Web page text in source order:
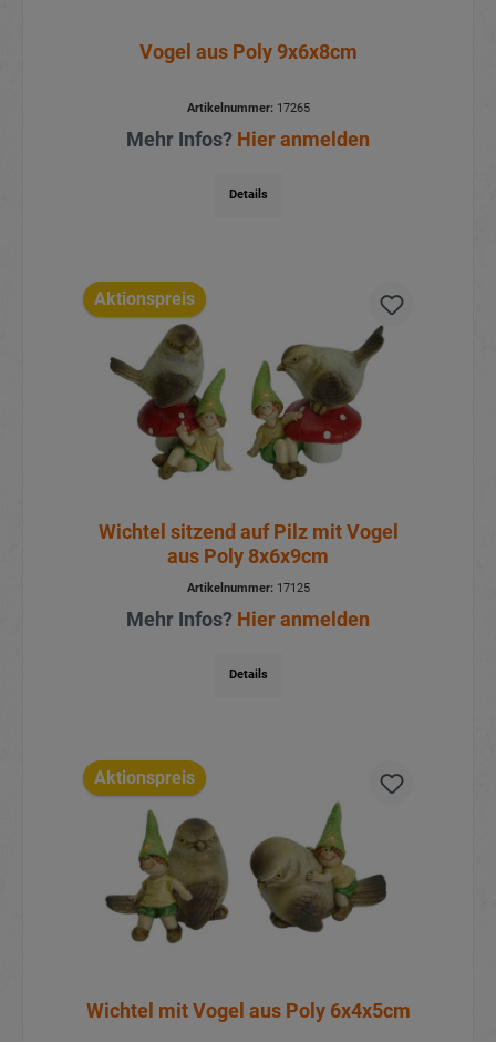
Vogel aus Poly 9x6x8cm
Artikelnummer:17265
Mehr Infos? Hier anmelden
Details
Aktionspreis
Wichtel sitzend auf Pilz mit Vogel
aus Poly 8x6x9cm
Artikelnummer:17125
Mehr Infos? Hier anmelden
Details
Aktionspreis
Wichtel mit Vogel aus Poly 6x4x5cm